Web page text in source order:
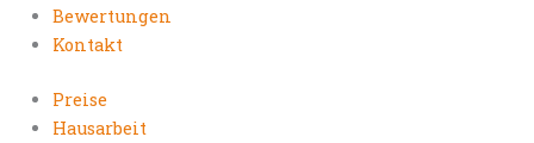
Bewertungen
Kontakt
Preise
Hausarbeit